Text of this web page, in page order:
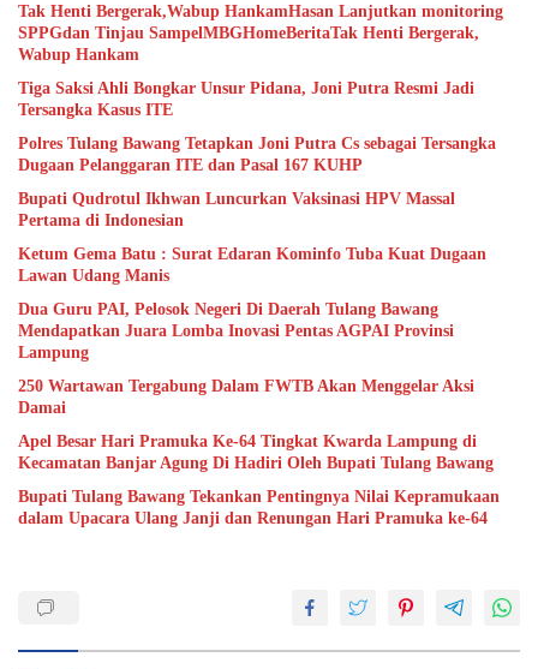
Tak Henti Bergerak,Wabup HankamHasan Lanjutkan monitoring
SPPGdan Tinjau SampelMBGHomeBeritaTak Henti Bergerak,
Wabup Hankam
Tiga Saksi Ahli Bongkar Unsur Pidana, Joni Putra Resmi Jadi
Tersangka Kasus ITE
Polres Tulang Bawang Tetapkan Joni Putra Cs sebagai Tersangka
Dugaan Pelanggaran ITE dan Pasal 167 KUHP
Bupati Qudrotul Ikhwan Luncurkan Vaksinasi HPV Massal
Pertama di Indonesian
Ketum Gema Batu : Surat Edaran Kominfo Tuba Kuat Dugaan
Lawan Udang Manis
Dua Guru PAI, Pelosok Negeri Di Daerah Tulang Bawang
Mendapatkan Juara Lomba Inovasi Pentas AGPAI Provinsi
Lampung
250 Wartawan Tergabung Dalam FWTB Akan Menggelar Aksi
Damai
Apel Besar Hari Pramuka Ke-64 Tingkat Kwarda Lampung di
Kecamatan Banjar Agung Di Hadiri Oleh Bupati Tulang Bawang
Bupati Tulang Bawang Tekankan Pentingnya Nilai Kepramukaan
dalam Upacara Ulang Janji dan Renungan Hari Pramuka ke-64